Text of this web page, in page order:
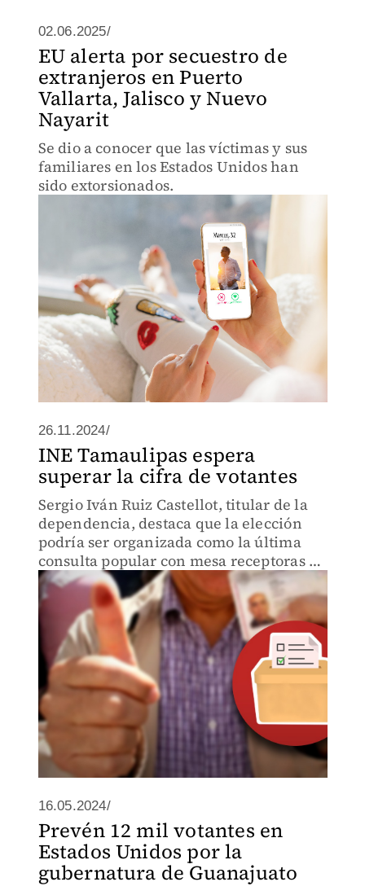
02.06.2025/
EU alerta por secuestro de
extranjeros en Puerto
Vallarta, Jalisco y Nuevo
Nayarit
Se dio a conocer que las víctimas y sus
familiares en los Estados Unidos han
sido extorsionados.
26.11.2024/
INE Tamaulipas espera
superar la cifra de votantes
Sergio Iván Ruiz Castellot, titular de la
dependencia, destaca que la elección
podría ser organizada como la última
consulta popular con mesa receptoras de
votos y unidades territoriales
16.05.2024/
Prevén 12 mil votantes en
Estados Unidos por la
gubernatura de Guanajuato